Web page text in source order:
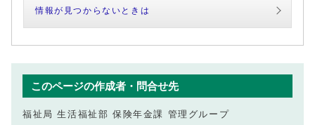
情報が見つからないときは
このページの作成者・問合せ先
福祉局 生活福祉部 保険年金課 管理グループ